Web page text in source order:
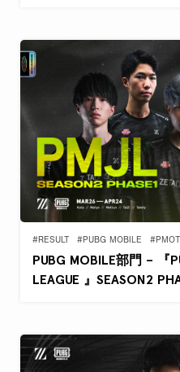
#RESULT #PUBG MOBILE #PMOT
PUBG MOBILE部門 – 『
LEAGUE 』SEASON2